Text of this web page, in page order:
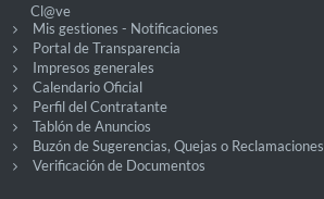
Cl@ve
Mis gestiones - Notificaciones
Portal de Transparencia
Impresos generales
Calendario Oficial
Perfil del Contratante
Tablón de Anuncios
Buzón de Sugerencias, Quejas o Reclamaciones
Verificación de Documentos